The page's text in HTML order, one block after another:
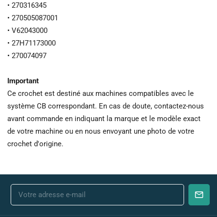
• 270316345
• 270505087001
• V62043000
• 27H71173000
• 270074097
Important
Ce crochet est destiné aux machines compatibles avec le
système CB correspondant. En cas de doute, contactez-nous
avant commande en indiquant la marque et le modèle exact
de votre machine ou en nous envoyant une photo de votre
crochet d'origine.